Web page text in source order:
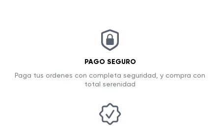
PAGO SEGURO
Paga tus ordenes con completa seguridad, y compra con
total serenidad